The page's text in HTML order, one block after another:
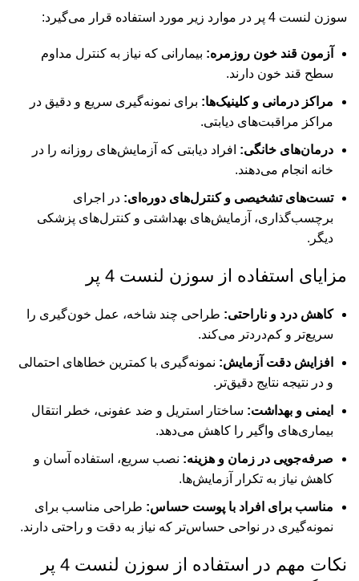
سوزن لنست 4 پر در موارد زیر مورد استفاده قرار می‌گیرد:
آزمون قند خون روزمره: بیمارانی که نیاز به کنترل مداوم
سطح قند خون دارند.
مراکز درمانی و کلینیک‌ها: برای نمونه‌گیری سریع و دقیق در
مراکز مراقبت‌های دیابتی.
درمان‌های خانگی: افراد دیابتی که آزمایش‌های روزانه را در
خانه انجام می‌دهند.
تست‌های تشخیصی و کنترل‌های دوره‌ای: در اجرای
برچسب‌گذاری، آزمایش‌های بهداشتی و کنترل‌های پزشکی
دیگر.
مزایای استفاده از سوزن لنست 4 پر
کاهش درد و ناراحتی: طراحی چند شاخه‌، عمل خون‌گیری را
سریع‌تر و کم‌دردتر می‌کند.
افزایش دقت آزمایش: نمونه‌گیری با کمترین خطاهای احتمالی
و در نتیجه نتایج دقیق‌تر.
ایمنی و بهداشت: ساختار استریل و ضد عفونی، خطر انتقال
بیماری‌های واگیر را کاهش می‌دهد.
صرفه‌جویی در زمان و هزینه: نصب سریع، استفاده آسان و
کاهش نیاز به تکرار آزمایش‌ها.
مناسب برای افراد با پوست حساس: طراحی مناسب برای
نمونه‌گیری در نواحی حساس‌تر که نیاز به دقت و راحتی دارند.
نکات مهم در استفاده از سوزن لنست 4 پر